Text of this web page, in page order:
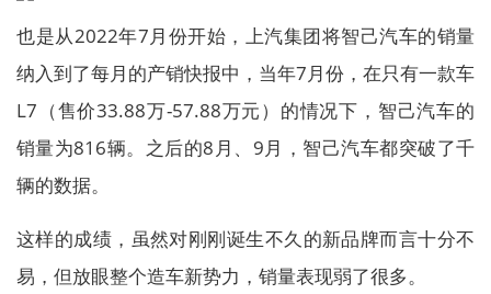
也是从2022年7月份开始，上汽集团将智己汽车的销量
纳入到了每月的产销快报中，当年7月份，在只有一款车
L7（售价33.88万-57.88万元）的情况下，智己汽车的
销量为816辆。之后的8月、9月，智己汽车都突破了千
辆的数据。
这样的成绩，虽然对刚刚诞生不久的新品牌而言十分不
易，但放眼整个造车新势力，销量表现弱了很多。